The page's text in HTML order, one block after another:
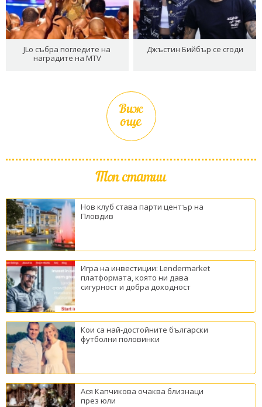
JLo събра погледите на
наградите на MTV
Джъстин Бийбър се сгоди
Виж
още
Топ статии
Нов клуб става парти център на
Пловдив
Игра на инвестиции: Lendermarket
платформата, която ни дава
сигурност и добра доходност
Кои са най-достойните български
футболни половинки
Ася Капчикова очаква близнаци
през юли